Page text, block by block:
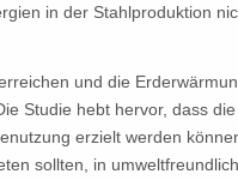
in der Stahlproduktion
und die
Studie hebt hervor, dass
erzielt werden
sollten, in